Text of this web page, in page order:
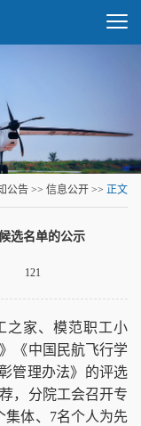
公告 >> 信息公开 >> 正文
选名单的公示
121
之家、模范职工小
《中国民航飞行学
管理办法》的评选
，分院工会召开专
集体、7名个人为先